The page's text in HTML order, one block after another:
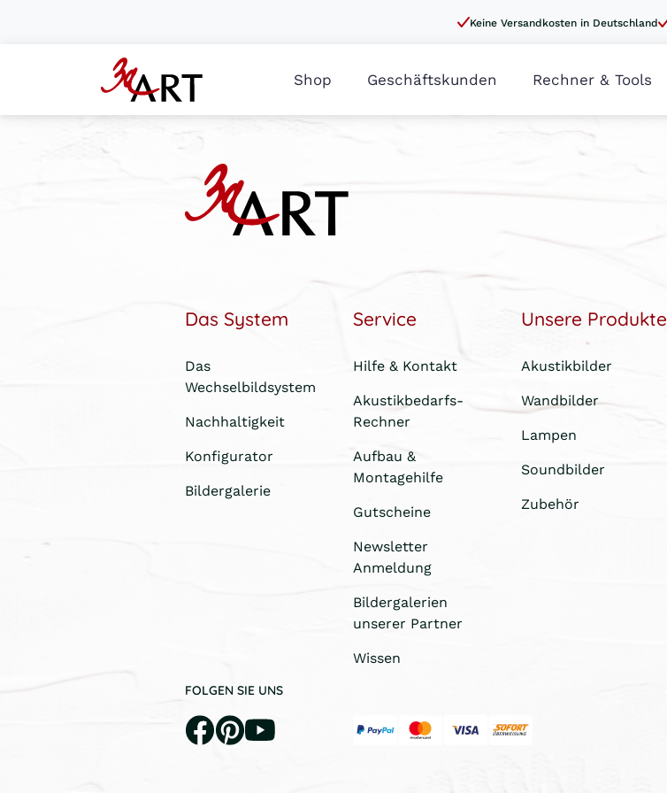
Keine Versandkosten in Deutschland
Shop Geschäftskunden Rechner & Tools
Das System
Das
Wechselbildsystem
Nachhaltigkeit
Konfigurator
Bildergalerie
Service
Hilfe & Kontakt
Akustikbedarfs-
Rechner
Aufbau &
Montagehilfe
Gutscheine
Newsletter
Anmeldung
Bildergalerien
unserer Partner
Wissen
Unsere Produkte
Akustikbilder
Wandbilder
Lampen
Soundbilder
Zubehör
FOLGEN SIE UNS